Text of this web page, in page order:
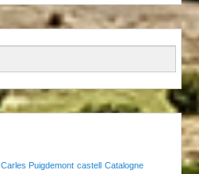
Carles Puigdemont castell Catalogne